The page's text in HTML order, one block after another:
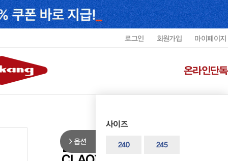
로그인 회원가입 마이페이지
온라인단독
옵션
사이즈
240 245
클락스 여성 왈라비 EVO 캐주얼